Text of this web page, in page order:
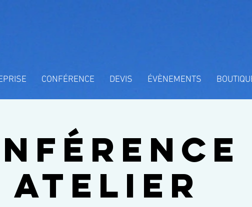
CONFÉRENCE DEVIS ÉVÈNEMENTS
Atelier